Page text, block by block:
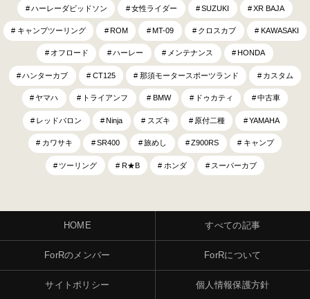
ハーレーダビッドソン 女性ライダー SUZUKI XR BAJA
キャンプツーリング ROM MT-09 クロスカブ KAWASAKI
オフロード ハーレー メンテナンス HONDA
ハンターカブ CT125 那須モータースポーツランド カスタム
ヤマハ トライアンフ BMW ドゥカティ 中古車
レッドバロン Ninja スズキ 原付二種 YAMAHA
カワサキ SR400 旅めし Z900RS キャンプ
ツーリング R★B ホンダ スーパーカブ
HOME すべての記事
ForRのメンバー ForRについて
サイトポリシー 個人情報保護方針